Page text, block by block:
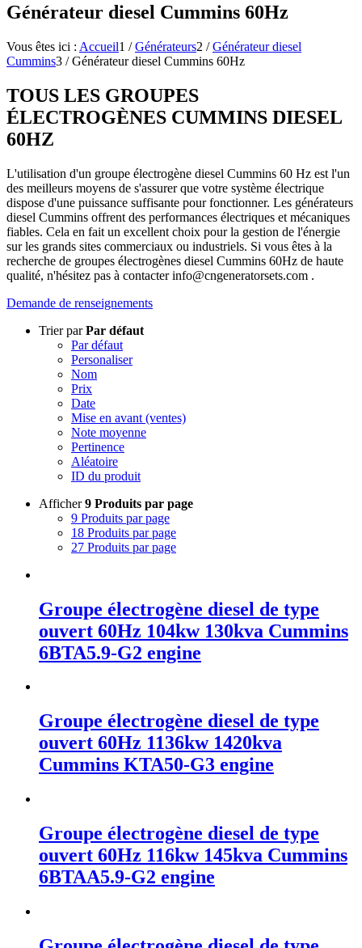
Générateur diesel Cummins 60Hz
Vous êtes ici : Accueil1 / Générateurs2 / Générateur diesel
Cummins3 / Générateur diesel Cummins 60Hz
TOUS LES GROUPES
ÉLECTROGÈNES CUMMINS DIESEL
60HZ
L'utilisation d'un groupe électrogène diesel Cummins 60 Hz est l'un
des meilleurs moyens de s'assurer que votre système électrique
dispose d'une puissance suffisante pour fonctionner. Les générateurs
diesel Cummins offrent des performances électriques et mécaniques
fiables. Cela en fait un excellent choix pour la gestion de l'énergie
sur les grands sites commerciaux ou industriels. Si vous êtes à la
recherche de groupes électrogènes diesel Cummins 60Hz de haute
qualité, n'hésitez pas à contacterinfo@cngeneratorsets.com .
Demande de renseignements
Trier parPar défaut
Par défaut
Personaliser
Nom
Prix
Date
Mise en avant (ventes)
Note moyenne
Pertinence
Aléatoire
ID du produit
Afficher9 Produits par page
9 Produits par page
18 Produits par page
27 Produits par page
Groupe électrogène diesel de type
ouvert 60Hz 104kw 130kva Cummins
6BTA5.9-G2 engine
Groupe électrogène diesel de type
ouvert 60Hz 1136kw 1420kva
Cummins KTA50-G3 engine
Groupe électrogène diesel de type
ouvert 60Hz 116kw 145kva Cummins
6BTAA5.9-G2 engine